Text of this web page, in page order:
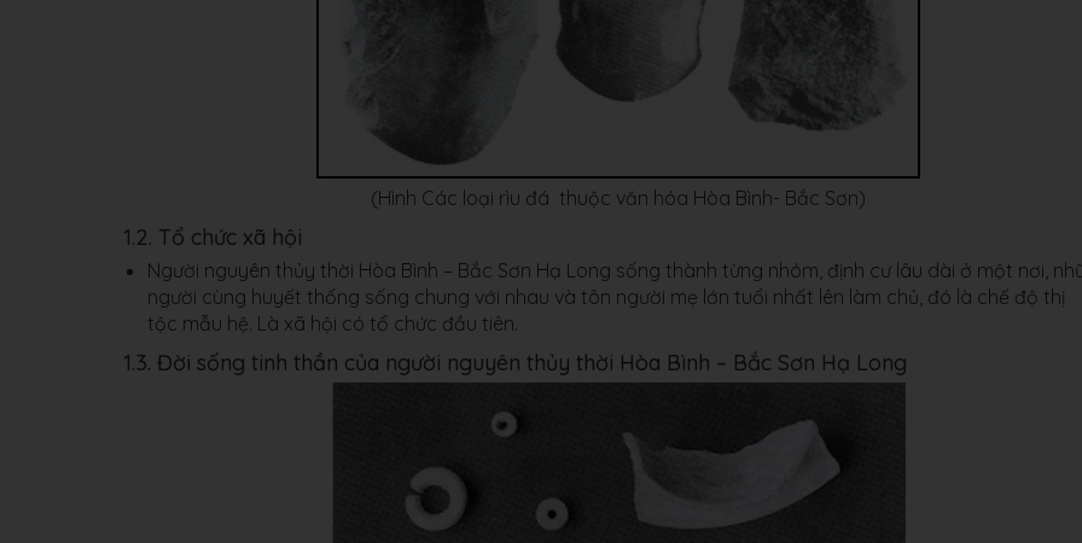
(Hình Các loại rìu đá thuộc văn hóa Hòa Bình- Bắc Sơn)
1.2. Tổ chức xã hội
Người nguyên thủy thời Hòa Bình – Bắc Sơn Hạ Long sống thành từng nhóm, định cư lâu dài ở một nơi,
người cùng huyết thống sống chung với nhau và tôn người mẹ lớn tuổi nhất lên làm chủ, đó là chế độ thị
tộc mẫu hệ. Là xã hội có tổ chức đầu tiên.
1.3. Đời sống tinh thần của người nguyên thủy thời Hòa Bình – Bắc Sơn Hạ Long